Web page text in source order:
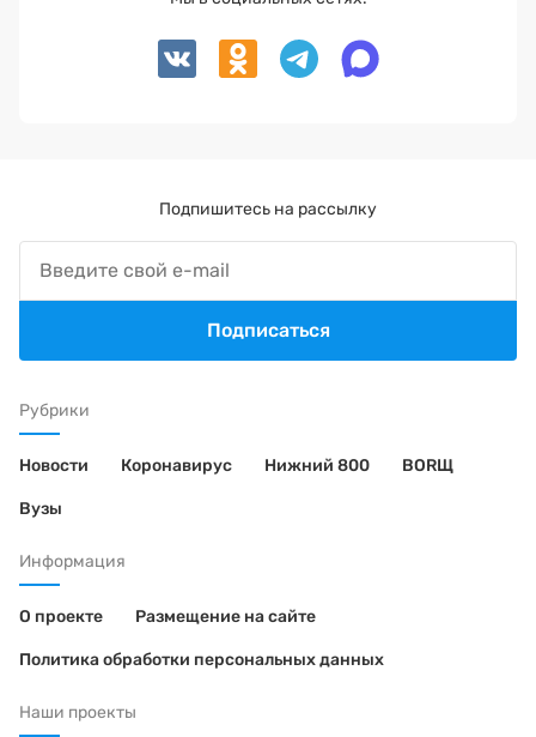
Рубрики
Новости Коронавирус Нижний 800 BORЩ
Вузы
Информация
О проекте Размещение на сайте
Политика обработки персональных данных
Наши проекты
Подпишитесь на рассылку
Подписаться